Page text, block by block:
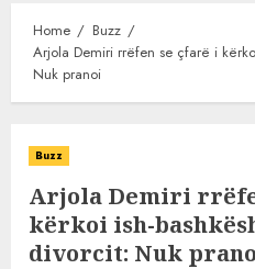
Home
Buzz
Arjola Demiri rrëfen se çfarë i
Nuk pranoi
Buzz
Arjola Demiri
kërkoi ish-
divorcit: Nuk